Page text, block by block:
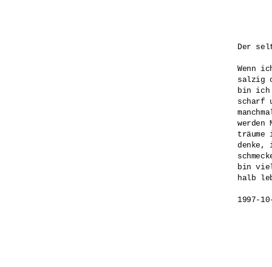
Der
Wenn
salzig
bin
scharf
werden
träume
bin
halb
1997-